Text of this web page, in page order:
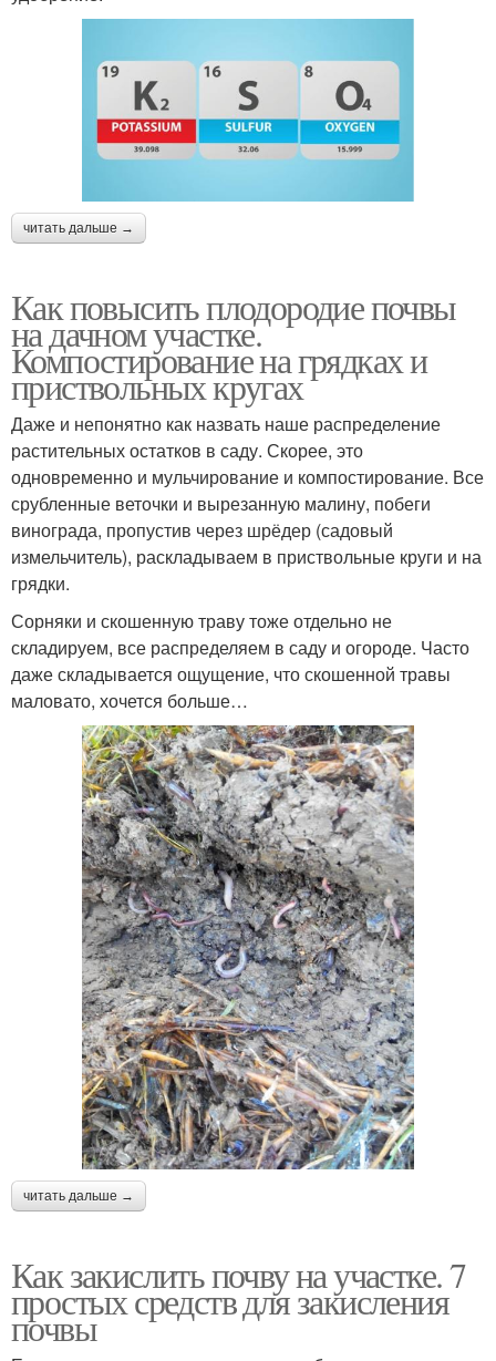
читать дальше →
Как повысить плодородие почвы
на дачном участке.
Компостирование на грядках и
приствольных кругах
Даже и непонятно как назвать наше распределение
растительных остатков в саду. Скорее, это
одновременно и мульчирование и компостирование. Все
срубленные веточки и вырезанную малину, побеги
винограда, пропустив через шрёдер (садовый
измельчитель), раскладываем в приствольные круги и на
грядки.
Сорняки и скошенную траву тоже отдельно не
складируем, все распределяем в саду и огороде. Часто
даже складывается ощущение, что скошенной травы
маловато, хочется больше…
читать дальше →
Как закислить почву на участке. 7
простых средств для закисления
почвы